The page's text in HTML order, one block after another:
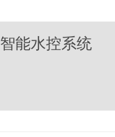
智能水控系统